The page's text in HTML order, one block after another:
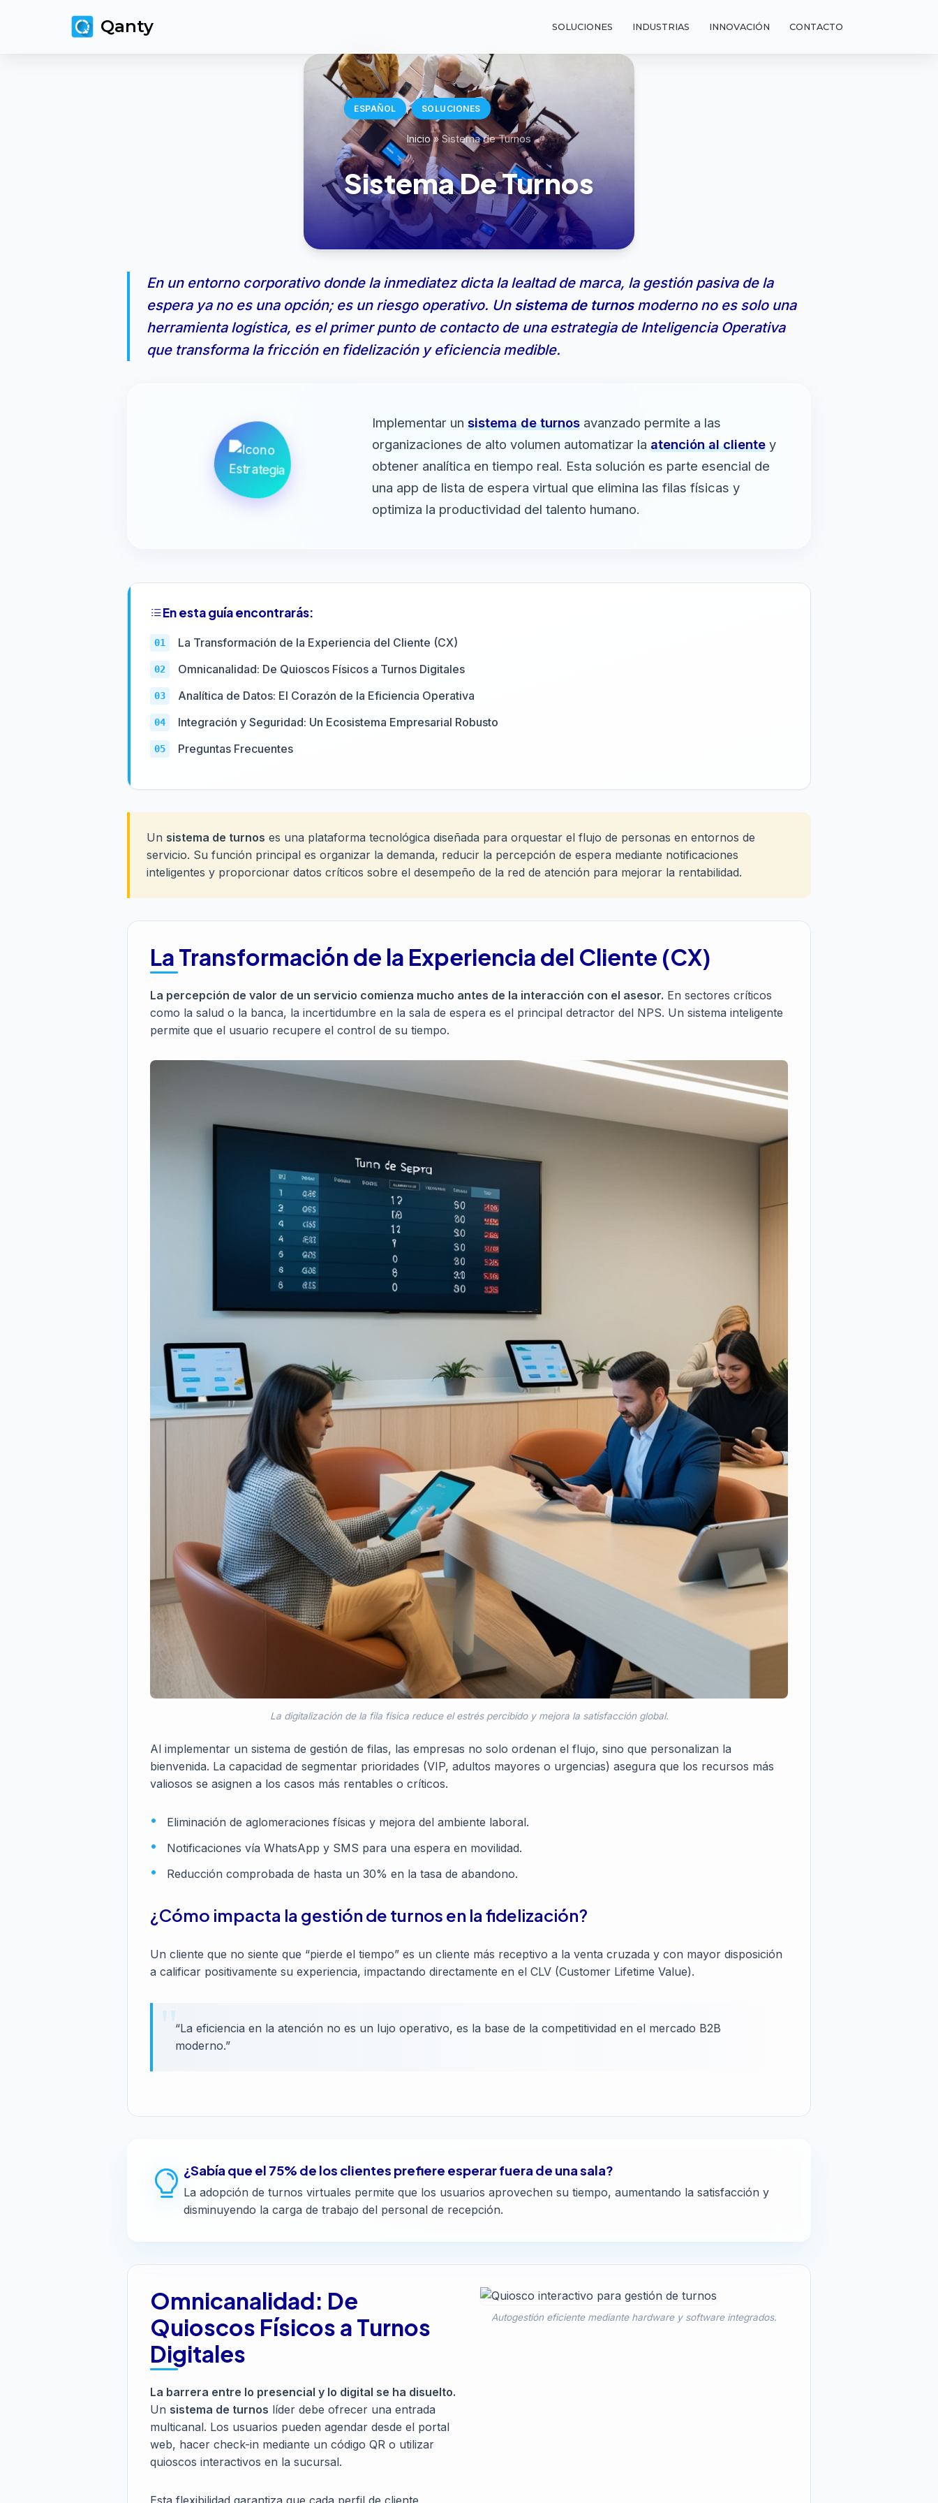
Qanty SOLUCIONES INDUSTRIAS INNOVACIÓN CONTACTO
ESPAÑOL , SOLUCIONES
Inicio» Sistema de Turnos
Sistema De Turnos
En un entorno corporativo donde la inmediatez dicta la lealtad de marca, la gestión pasiva de la
espera ya no es una opción; es un riesgo operativo. Un sistema de turnosmoderno no es solo una
herramienta logística, es el primer punto de contacto de una estrategia de Inteligencia Operativa
que transforma la fricción en fidelización y eficiencia medible.
Implementar un sistema de turnosavanzado permite a las
organizaciones de alto volumen automatizar la atención al clientey
obtener analítica en tiempo real. Esta solución es parte esencial de
una app de lista de espera virtual que elimina las filas físicas y
optimiza la productividad del talento humano.
En esta guía encontrarás:
La Transformación de la Experiencia del Cliente (CX)
Omnicanalidad: De Quioscos Físicos a Turnos Digitales
Analítica de Datos: El Corazón de la Eficiencia Operativa
Integración y Seguridad: Un Ecosistema Empresarial Robusto
Preguntas Frecuentes
Un sistema de turnos es una plataforma tecnológica diseñada para orquestar el flujo de personas en entornos de
servicio. Su función principal es organizar la demanda, reducir la percepción de espera mediante notificaciones
inteligentes y proporcionar datos críticos sobre el desempeño de la red de atención para mejorar la rentabilidad.
La Transformación de la Experiencia del Cliente (CX)
La percepción de valor de un servicio comienza mucho antes de la interacción con el asesor. En sectores críticos
como la salud o la banca, la incertidumbre en la sala de espera es el principal detractor del NPS. Un sistema inteligente
permite que el usuario recupere el control de su tiempo.
La digitalización de la fila física reduce el estrés percibido y mejora la satisfacción global.
Al implementar un sistema de gestión de filas, las empresas no solo ordenan el flujo, sino que personalizan la
bienvenida. La capacidad de segmentar prioridades (VIP, adultos mayores o urgencias) asegura que los recursos más
valiosos se asignen a los casos más rentables o críticos.
Eliminación de aglomeraciones físicas y mejora del ambiente laboral.
Notificaciones vía WhatsApp y SMS para una espera en movilidad.
Reducción comprobada de hasta un 30% en la tasa de abandono.
¿Cómo impacta la gestión de turnos en la fidelización?
Un cliente que no siente que “pierde el tiempo” es un cliente más receptivo a la venta cruzada y con mayor disposición
a calificar positivamente su experiencia, impactando directamente en el CLV (Customer Lifetime Value).
“La eficiencia en la atención no es un lujo operativo, es la base de la competitividad en el mercado B2B
moderno.”
¿Sabía que el 75% de los clientes prefiere esperar fuera de una sala?
La adopción de turnos virtuales permite que los usuarios aprovechen su tiempo, aumentando la satisfacción y
disminuyendo la carga de trabajo del personal de recepción.
Omnicanalidad: De
Quioscos Físicos a Turnos
Digitales
La barrera entre lo presencial y lo digital se ha disuelto.
Un sistema de turnos líder debe ofrecer una entrada
multicanal. Los usuarios pueden agendar desde el portal
web, hacer check-in mediante un código QR o utilizar
quioscos interactivos en la sucursal.
Esta flexibilidad garantiza que cada perfil de cliente
Autogestión eficiente mediante hardware y software integrados.